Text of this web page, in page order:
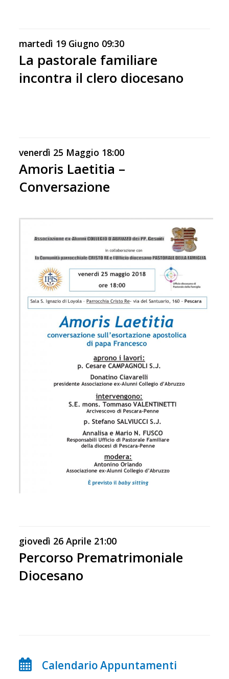
martedì 19 Giugno 09:30
La pastorale familiare
incontra il clero diocesano
venerdì 25 Maggio 18:00
Amoris Laetitia –
Conversazione
giovedì 26 Aprile 21:00
Percorso Prematrimoniale
Diocesano
o
s
Calendario Appuntamenti